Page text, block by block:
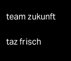
team zukunft
taz frisch